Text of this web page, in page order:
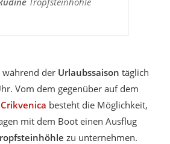
während der Urlaubssaison täglich
Vom dem gegenüber auf dem
Crikvenica besteht die Möglichkeit,
mit dem Boot einen Ausflug
zu unternehmen.